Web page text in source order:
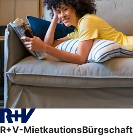
R+V-MietkautionsBürgschaft